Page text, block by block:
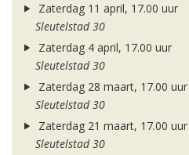
Zaterdag 11 april, 17.00 uur
Sleutelstad 30
Zaterdag 4 april, 17.00 uur
Sleutelstad 30
Zaterdag 28 maart, 17.00 uur
Sleutelstad 30
Zaterdag 21 maart, 17.00 uur
Sleutelstad 30